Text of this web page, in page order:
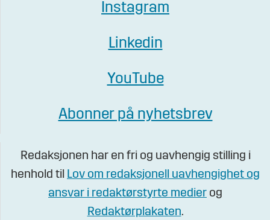
Instagram
Linkedin
YouTube
Abonner på nyhetsbrev
Redaksjonen har en fri og uavhengig stilling i
henhold til Lov om redaksjonell uavhengighet og
ansvar i redaktørstyrte medier og
Redaktørplakaten.